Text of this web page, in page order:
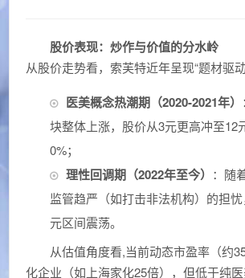
股价表现：炒作与价值的分水岭
从股价走势看，索芙特近年呈现“题材驱动
医美概念热潮期（2020-2021年）
块整体上涨，股价从3元更高冲至12
0%；
理性回调期（2022年至今） ：随
监管趋严（如打击非法机构）的担
元区间震荡。
从估值角度看,当前动态市盈率（约
化企业（如上海家化25倍），但低于纯